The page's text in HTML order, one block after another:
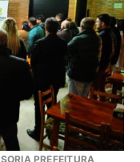
PREFEITURA